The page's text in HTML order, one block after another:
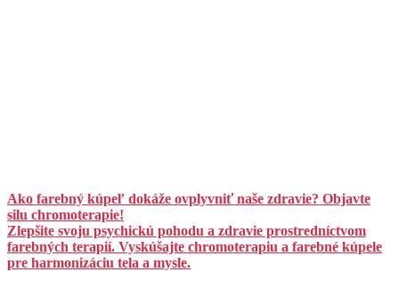
Ako farebný kúpeľ dokáže ovplyvniť naše zdravie? Objavte
silu chromoterapie!
Zlepšite svoju psychickú pohodu a zdravie prostredníctvom
farebných terapií. Vyskúšajte chromoterapiu a farebné kúpele
pre harmonizáciu tela a mysle.